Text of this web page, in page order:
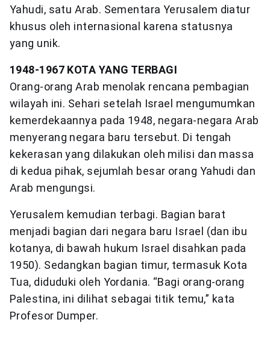
Yahudi, satu Arab. Sementara Yerusalem diatur
khusus oleh internasional karena statusnya
yang unik.
1948-1967 KOTA YANG TERBAGI
Orang-orang Arab menolak rencana pembagian
wilayah ini. Sehari setelah Israel mengumumkan
kemerdekaannya pada 1948, negara-negara Arab
menyerang negara baru tersebut. Di tengah
kekerasan yang dilakukan oleh milisi dan massa
di kedua pihak, sejumlah besar orang Yahudi dan
Arab mengungsi.
Yerusalem kemudian terbagi. Bagian barat
menjadi bagian dari negara baru Israel (dan ibu
kotanya, di bawah hukum Israel disahkan pada
1950). Sedangkan bagian timur, termasuk Kota
Tua, diduduki oleh Yordania. “Bagi orang-orang
Palestina, ini dilihat sebagai titik temu,” kata
Profesor Dumper.